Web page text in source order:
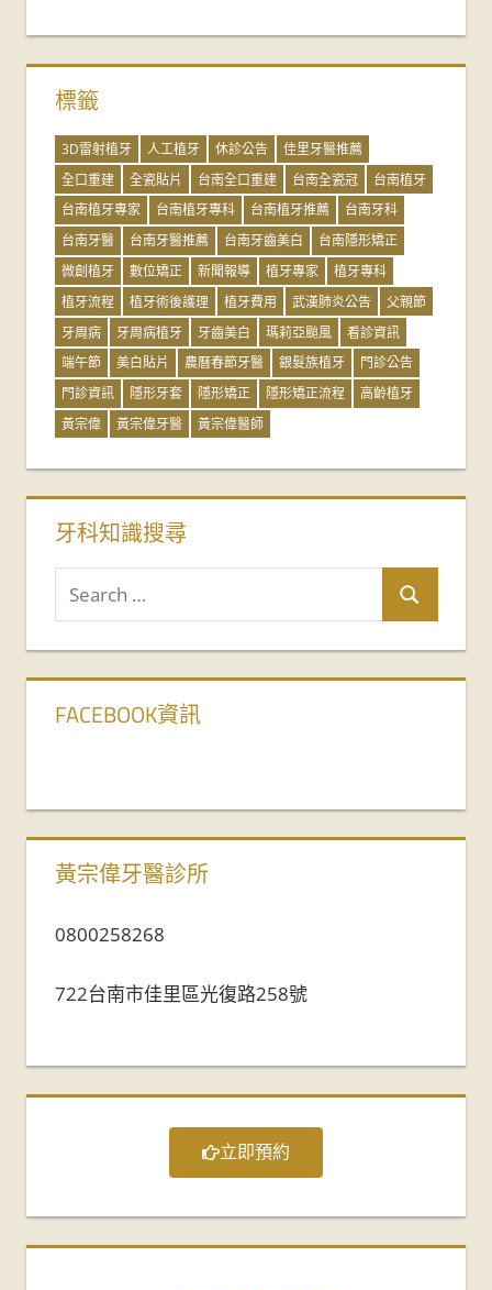
標籤
3D雷射植牙 人工植牙 休診公告
佳里牙醫推薦
全口重建
全瓷貼片 台南全口重建 台南全瓷冠
台南植牙
台南植牙專家
台南植牙專科 台南植牙推薦
台南牙科
台南牙醫
台南牙醫推薦 台南牙齒美白
台南隱形矯正
微創植牙
數位矯正 新聞報導 植牙專家
植牙專科
植牙流程
植牙術後護理 植牙費用 武漢肺炎公告
父親節
牙周病
牙周病植牙 牙齒美白 瑪莉亞颱風
看診資訊
端午節
美白貼片 農曆春節牙醫 銀髮族植牙
門診公告
門診資訊
隱形牙套 隱形矯正 隱形矯正流程
高齡植牙
黃宗偉
黃宗偉牙醫 黃宗偉醫師
牙科知識搜尋
FACEBOOK資訊
黃宗偉牙醫診所
0800258268
722台南市佳里區光復路258號
立即預約